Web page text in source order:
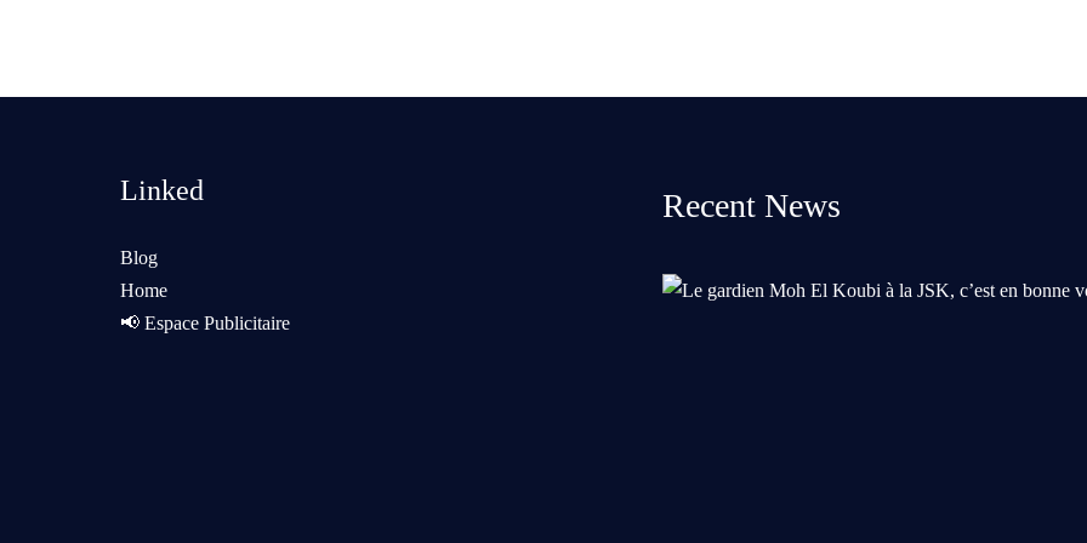
Linked
Blog
Home
📢 Espace Publicitaire
Recent News